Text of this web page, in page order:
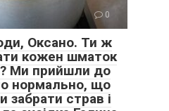
0
Оксано. Ти ж
кожен шматок
Ми прийшли до
нормально, що
страв і